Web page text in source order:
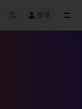
登录